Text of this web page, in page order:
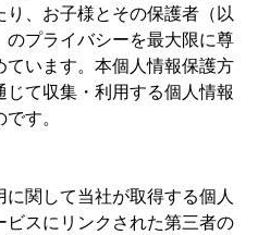
、お子様とその保護者（以
プライバシーを最大限に尊
います。本個人情報保護方
て収集・利用する個人情報
す。
関して当社が取得する個人
スにリンクされた第三者の